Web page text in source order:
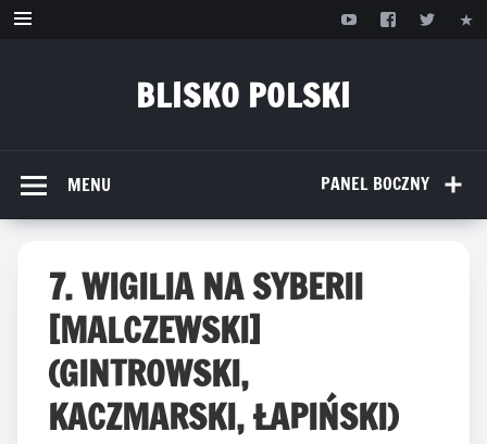
Przejdź
BLISKO POLSKI
PANEL BOCZNY
MENU
7. WIGILIA NA SYBERII
[MALCZEWSKI]
(GINTROWSKI,
KACZMARSKI, ŁAPIŃSKI)